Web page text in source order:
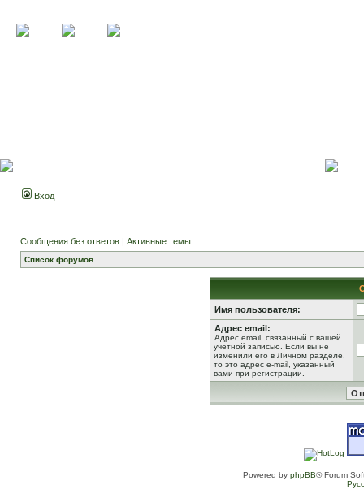
Вход
Сообщения без ответов | Активные темы
Список форумов
Имя пользователя:
Адрес email:
Адрес email, связанный с вашей
учётной записью. Если вы не
изменили его в Личном разделе,
то это адрес e-mail, указанный
вами при регистрации.
Powered by phpBB® Forum